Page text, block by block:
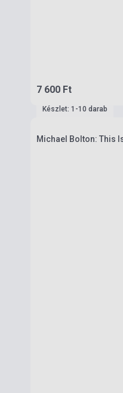
7 600 Ft
Készlet: 1-10 darab
Michael Bolton: This